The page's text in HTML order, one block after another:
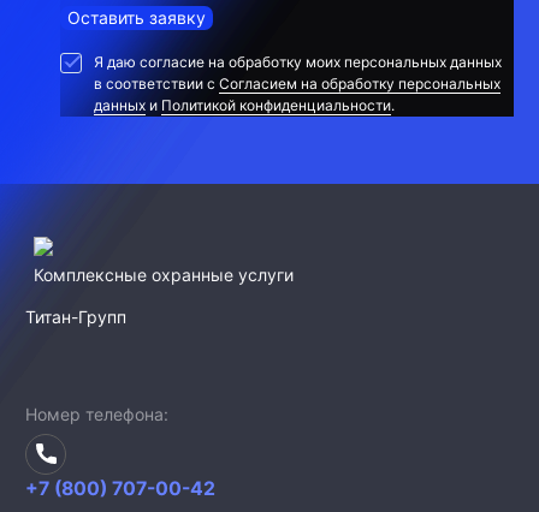
Оставить заявку
Я даю согласие на обработку моих персональных данных
в соответствии сСогласием на обработку персональных
данных и Политикой конфиденциальности.
Комплексные охранные услуги
Титан-Групп
Номер телефона
+7 (800) 707-00-42